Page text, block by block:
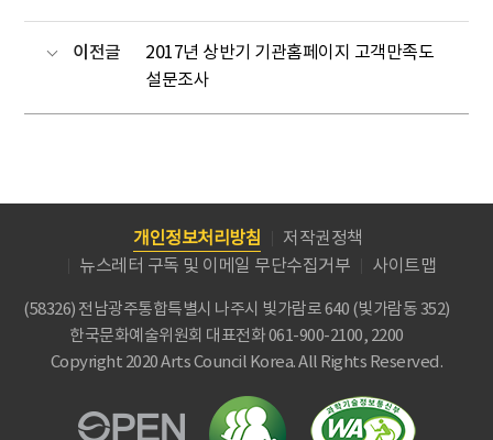
이전글
2017년 상반기 기관홈페이지 고객만족도
설문조사
개인정보처리방침
저작권정책
뉴스레터 구독 및 이메일 무단수집거부
사이트맵
(58326) 전남광주통합특별시 나주시 빛가람로 640 (빛가람동 352)
한국문화예술위원회 대표전화 061-900-2100, 2200
Copyright 2020 Arts Council Korea. All Rights Reserved.